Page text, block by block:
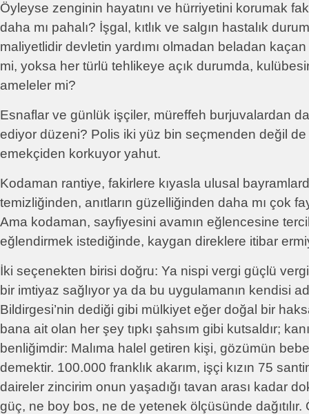
Öyleyse zenginin hayatını ve hürriyetini korumak
daha mı pahalı? İşgal, kıtlık ve salgın hastalık
maliyetlidir devletin yardımı olmadan beladan
mi, yoksa her türlü tehlikeye açık durumda,
ameleler mi?
Esnaflar ve günlük işçiler, müreffeh burjuvalardan
ediyor düzeni? Polis iki yüz bin seçmenden değil
emekçiden korkuyor yahut.
Kodaman rantiye, fakirlere kıyasla ulusal
temizliğinden, anıtların güzelliğinden daha mı çok
Ama kodaman, sayfiyesini avamın eğlencesine
eğlendirmek istediğinde, kaygan direklere itibar
İki seçenekten birisi doğru: Ya nispi vergi güçlü
bir imtiyaz sağlıyor ya da bu uygulamanın kendisi
Bildirgesi’nin dediği gibi mülkiyet eğer doğal bir
bana ait olan her şey tıpkı şahsım gibi kutsaldır;
benliğimdir: Malıma halel getiren kişi, gözümün
demektir. 100.000 franklık akarım, işçi kızın 75
daireler zincirim onun yaşadığı tavan arası kadar
güç, ne boy bos, ne de yetenek ölçüsünde